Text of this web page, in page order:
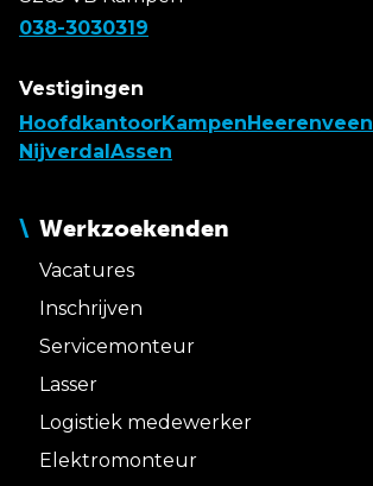
038-3030319
Vestigingen
HoofdkantoorKampen Heerenveen
Nijverdal Assen
Werkzoekenden
Vacatures
Inschrijven
Servicemonteur
Lasser
Logistiek medewerker
Elektromonteur